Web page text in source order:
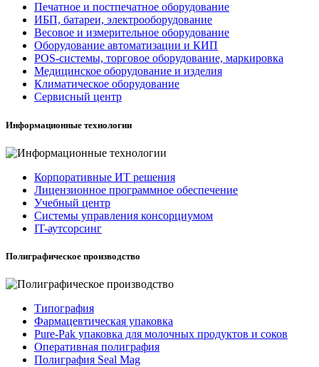
Печатное и постпечатное оборудование
ИБП, батареи, электрооборудование
Весовое и измерительное оборудование
Оборудование автоматизации и КИП
POS-системы, торговое оборудование, маркировка
Медицинское оборудование и изделия
Климатическое оборудование
Сервисный центр
Информационные технологии
Корпоративные ИТ решения
Лицензионное программное обеспечение
Учебный центр
Системы управления консорциумом
IT-аутсорсинг
Полиграфическое производство
Типография
Фармацевтическая упаковка
Pure-Pak упаковка для молочных продуктов и соков
Оперативная полиграфия
Полиграфия Seal Mag